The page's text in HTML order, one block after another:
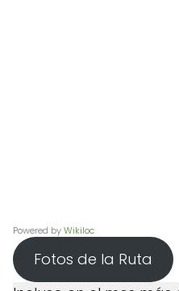
Powered byWikiloc
Fotos de la Ruta